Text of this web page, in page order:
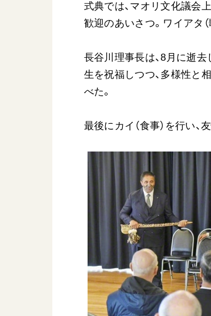
式典では、マオリ文化議会
歓迎のあいさつ。ワイアタ（
長谷川理事長は、8月に逝
生を祝福しつつ、多様性と
べた。
最後にカイ（食事）を行い、